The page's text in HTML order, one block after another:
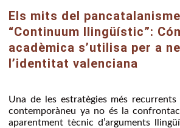
Els mits del
“Continuum llingüístic”:
acadèmica s’utilisa per a
l’identitat valenciana
​Una de les estratègies més recurrents
contemporàneu ya no és la
aparentment tècnic d’arguments